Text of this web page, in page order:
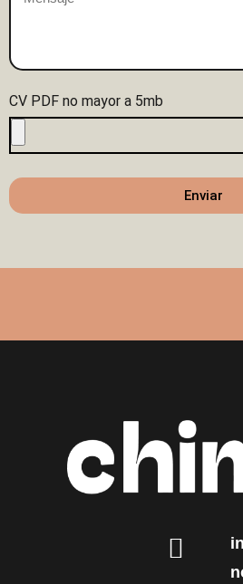
CV PDF no mayor a 5mb
Enviar